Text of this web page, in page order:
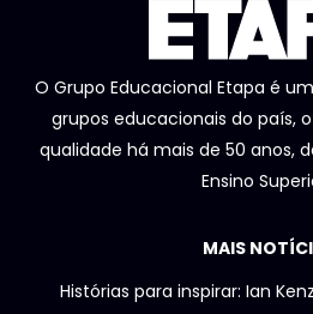
O Grupo Educacional Etapa é
grupos educacionais do país,
qualidade há mais de 50 anos,
Ensino
MAIS
Histórias para inspirar: Ian